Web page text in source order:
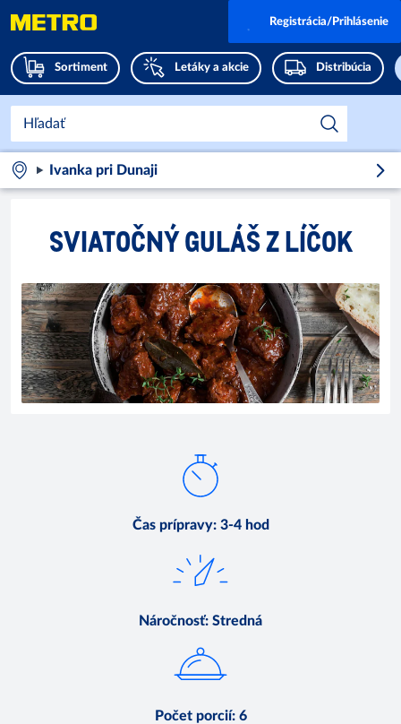
Sortiment Letáky a akcie Distribúcia
Registrácia/Prihlásenie
Ivanka pri Dunaji
SVIATOČNÝ GULÁŠ Z LÍČOK
Čas prípravy: 3-4 hod
Náročnosť: Stredná
Počet porcií: 6